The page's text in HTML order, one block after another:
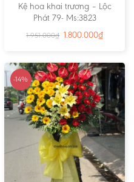
Kệ hoa khai trương – Lộc
Phát 79- Ms:3823
1.951.000₫ 1.800.000₫
-14%